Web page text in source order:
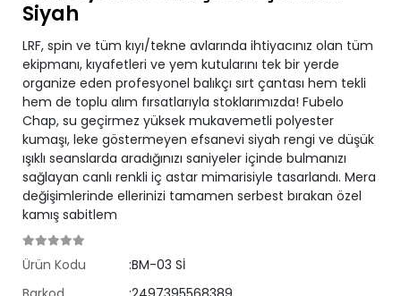
Siyah
LRF, spin ve tüm kıyı/tekne avlarında ihtiyacınız olan tüm
ekipmanı, kıyafetleri ve yem kutularını tek bir yerde
organize eden profesyonel balıkçı sırt çantası hem tekli
hem de toplu alım fırsatlarıyla stoklarımızda! Fubelo
Chap, su geçirmez yüksek mukavemetli polyester
kumaşı, leke göstermeyen efsanevi siyah rengi ve düşük
ışıklı seanslarda aradığınızı saniyeler içinde bulmanızı
sağlayan canlı renkli iç astar mimarisiyle tasarlandı. Mera
değişimlerinde ellerinizi tamamen serbest bırakan özel
kamış sabitlem
Ürün Kodu
:BM-03 Sİ